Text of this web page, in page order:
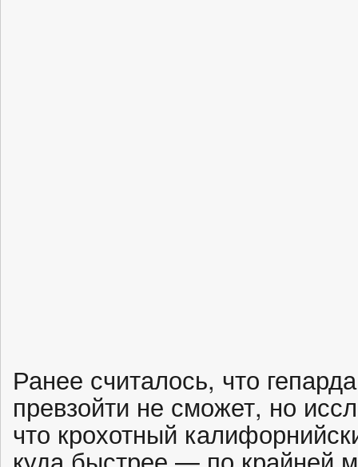
Ранее считалось, что
превзойти не сможет, но
что крохотный